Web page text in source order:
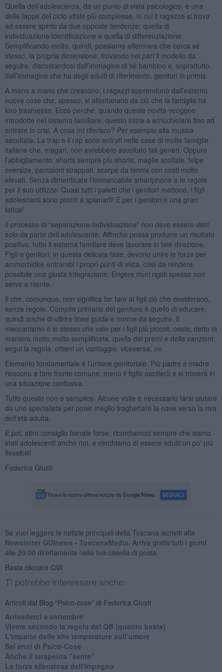
Quella dell’adolescenza, da un punto di vista psicologico, è una
delle tappe del ciclo vitale più complesse, in cui il ragazzo si trova
ad essere spinto da due opposte tendenze: quella di
individuazione/identificazione e quella di differenziazione.
Semplificando molto, quindi, possiamo affermare che cerca sé
stesso, la propria dimensione, trovando nei pari il modello da
seguire, discostandosi dall’immagine di sé bambino e, soprattutto,
dall’immagine che ha degli adulti di riferimento, genitori in primis.
A mano a mano che crescono, i ragazzi apprendono dall’esterno
nuove cose che, spesso, si allontanano da ciò che la famiglia ha
loro trasmesso. Ecco perché, quando queste novità vengono
introdotte nel sistema familiare, questo inizia a scricchiolare fino ad
entrare in crisi. A cosa mi riferisco? Per esempio alla musica
ascoltata. La trap e il rap sono entrati nelle case di molte famiglie
italiane che, magari, non avrebbero ascoltato tali generi. Oppure
l’abbigliamento: shorts sempre più shorts, maglie scollate, felpe
oversize, pantaloni strappati, scarpe da tennis con costi molto
elevati. Senza dimenticare l’immancabile smartphone e le regole
per il suo utilizzo. Quasi tutti i paletti che i genitori mettono, i figli
adolescenti sono pronti a spianarli! E per i genitori è una gran
fatica!
Il processo di “separazione-individuazione” non deve essere visto
solo da parte dell’adolescente. Affinchè possa produrre un risultato
positivo, tutto il sistema familiare deve lavorare in tale direzione.
Figli e genitori, in questa delicata fase, devono unire le forze per
ammorbidire entrambi i propri punti di vista, così da rendere
possibile una giusta integrazione. Erigere muri rigidi spesso non
serve a niente.
Il che, comunque, non significa far fare ai figli ciò che desiderano,
senza regole. Compito primario del genitore è quello di educare,
quindi anche di offrire linee guida e norme da seguire. Il
meccanismo è lo stesso che vale per i figli più piccoli, ossia, detto in
maniera molto molto semplificata, quello dei premi e delle sanzioni:
segui la regola, ottieni un vantaggio, viceversa, no.
Elemento fondamentale è l’unione genitoriale. Più padre e madre
riescono a fare fronte comune, meno il figlio oscillerà e si troverà in
una situazione confusiva.
Tutto questo non è semplice. Alcune volte è necessario farsi aiutare
da uno specialista per poter meglio traghettare la nave verso la riva
dell’età adulta.
E poi, altro consiglio banale forse, ricordiamoci sempre che siamo
stati adolescenti anche noi, e cerchiamo di essere adulti un po' più
flessibili!
Federica Giusti
Se vuoi leggere le notizie principali della Toscana iscriviti alla
Newsletter QUInews - ToscanaMedia. Arriva gratis tutti i giorni
alle 20:00 direttamente nella tua casella di posta.
Basta cliccare QUI
Ti potrebbe interessare anche:
Articoli dal Blog “Psico-cose” di Federica Giusti
​Arrivederci a settembre
​Vivere secondo la regola del QB (quanto basta)
​L'impatto delle alte temperature sull’umore
Sei anni di Psico-Cose
​Anche il terapeuta “sente”
​La forza silenziosa dell'impegno